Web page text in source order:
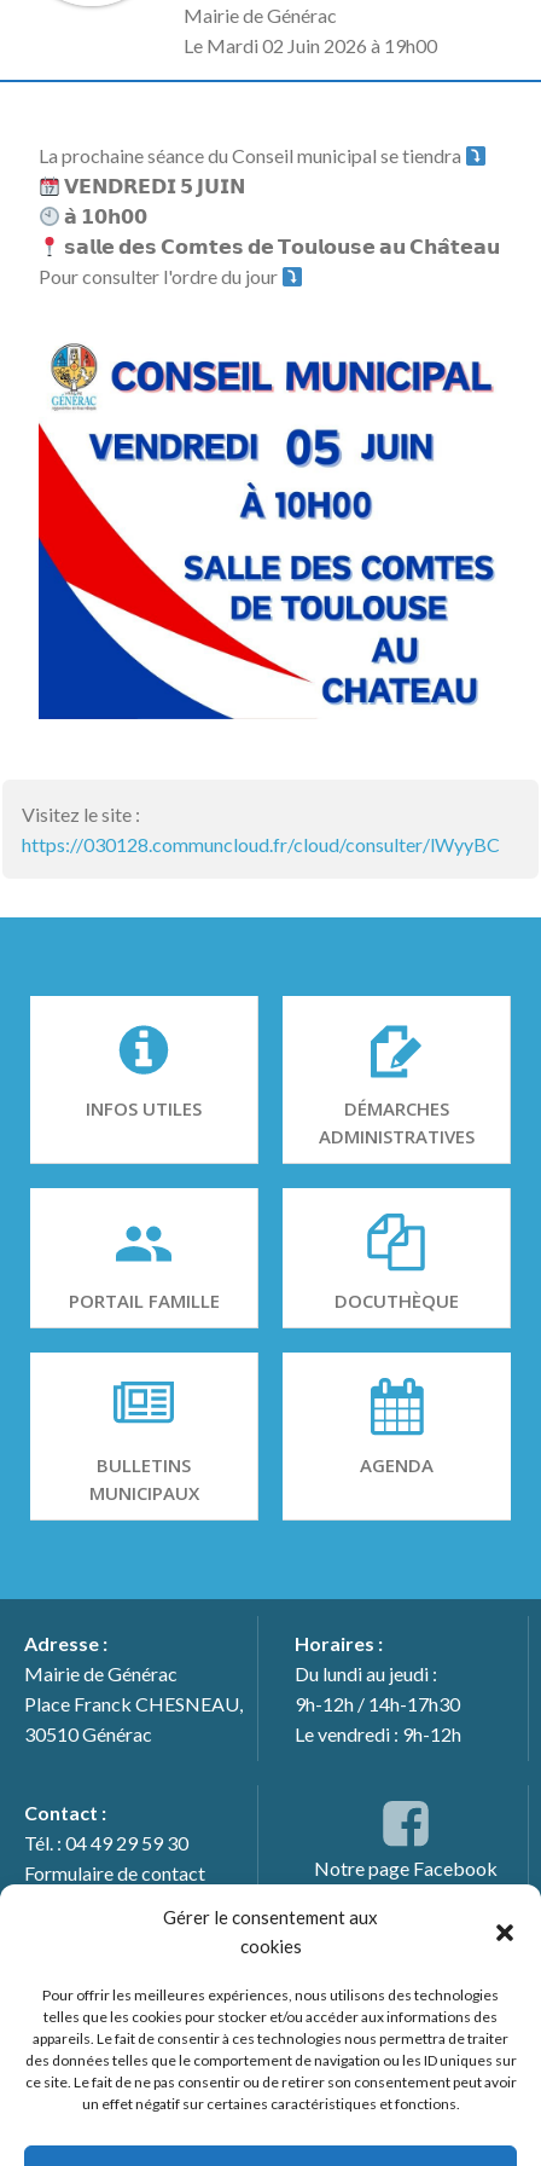
Gérer le consentement aux
cookies
Pour offrir les meilleures expériences, nous utilisons des technologies
telles que les cookies pour stocker et/ou accéder aux informations des
appareils. Le fait de consentir à ces technologies nous permettra de traiter
des données telles que le comportement de navigation ou les ID uniques sur
ce site. Le fait de ne pas consentir ou de retirer son consentement peut avoir
un effet négatif sur certaines caractéristiques et fonctions.
Mairie de Générac
Le Mardi 02 Juin 2026 à 19h00
La prochaine séance du Conseil municipal se tiendra
𝗩𝗘𝗡𝗗𝗥𝗘𝗗𝗜 𝟱 𝗝𝗨𝗜𝗡
𝗮̀ 𝟭𝟬𝗵𝟬𝟬
𝘀𝗮𝗹𝗹𝗲 𝗱𝗲𝘀 𝗖𝗼𝗺𝘁𝗲𝘀 𝗱𝗲 𝗧𝗼𝘂𝗹𝗼𝘂𝘀𝗲 𝗮𝘂 𝗖𝗵𝗮̂𝘁𝗲𝗮𝘂
Pour consulter l'ordre du jour
Visitez le site :
https://030128.communcloud.fr/cloud/consulter/lWyyBC
INFOS UTILES
DÉMARCHES
ADMINISTRATIVES
PORTAIL FAMILLE DOCUTHÈQUE
BULLETINS
MUNICIPAUX
AGENDA
Adresse :
Mairie de Générac
Place Franck CHESNEAU,
30510 Générac
Horaires :
Du lundi au jeudi :
9h-12h / 14h-17h30
Le vendredi : 9h-12h
Contact :
Tél. : 04 49 29 59 30
Formulaire de contact
Notre page Facebook